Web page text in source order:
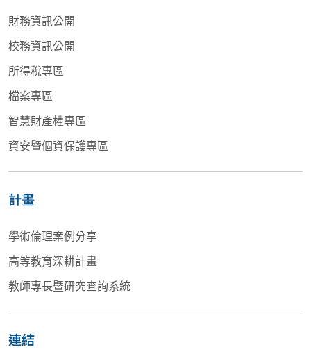
財務資訊公開
校務資訊公開
所得稅專區
檔案專區
智慧財產權專區
資安暨個資保護專區
計畫
學術倫理案例分享
高等教育深耕計畫
教師專長暨研究查詢系統
連結